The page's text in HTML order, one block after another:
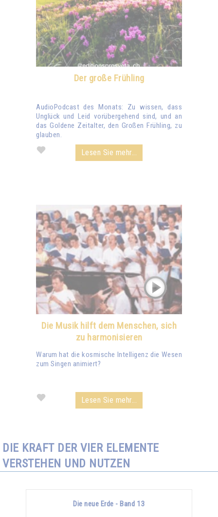
Der große Frühling
AudioPodcast des Monats: Zu wissen, dass
Unglück und Leid vorübergehend sind, und an
das Goldene Zeitalter, den Großen Frühling, zu
glauben.
Lesen Sie mehr...
Die Musik hilft dem Menschen, sich
zu harmonisieren
Warum hat die kosmische Intelligenz die Wesen
zum Singen animiert?
Lesen Sie mehr...
DIE KRAFT DER VIER ELEMENTE
VERSTEHEN UND NUTZEN
Die neue Erde - Band 13